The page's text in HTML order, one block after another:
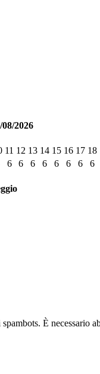
2026
11 12 13 14 15 16 17 18
6 6 6 6 6 6 6 6
È necessario